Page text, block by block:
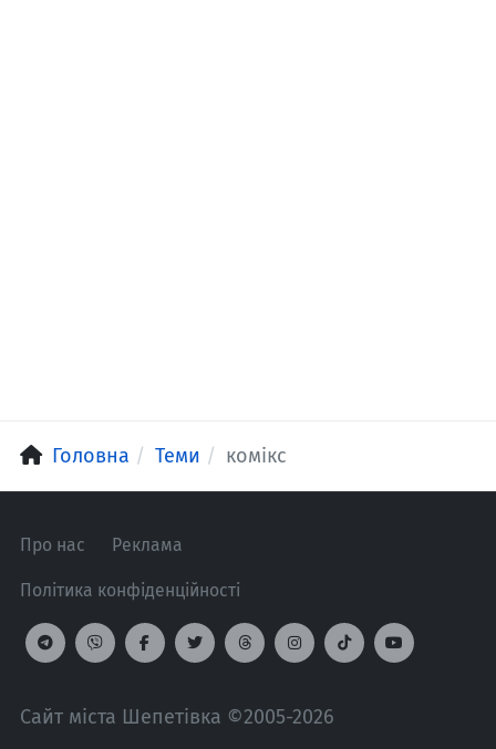
Головна Теми комікс
Про нас Реклама
Політика конфіденційності
Сайт міста Шепетівка ©2005-2026